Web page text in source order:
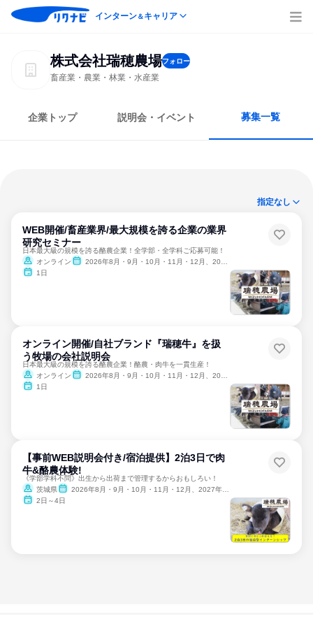
インターン＆キャリア
株式会社瑞穂農場フォロー
畜産業・農業・林業・水産業
企業トップ 説明会・イベント 募集一覧
指定なし
WEB開催/畜産業界/最大規模を誇る企業の業界
研究セミナー
日本最大級の規模を誇る酪農企業！全学部・全学科ご応募可能！
オンライン
2026年8月・9月・10月・11月・12月、2027年1月
1日
オンライン開催/自社ブランド『瑞穂牛』を扱
う牧場の会社説明会
日本最大級の規模を誇る酪農企業！酪農・肉牛を一貫生産！
オンライン
2026年8月・9月・10月・11月・12月、2027年1月
1日
【事前WEB説明会付き/宿泊提供】2泊3日で肉
牛&酪農体験!
《学部学科不問》出生から出荷まで管理するからおもしろい！
茨城県
2026年8月・9月・10月・11月・12月、2027年1月
2日～4日